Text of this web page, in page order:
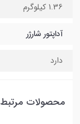
1.36 کیلوگرم
آداپتور شارژر
دارد
محصولات مرتبط